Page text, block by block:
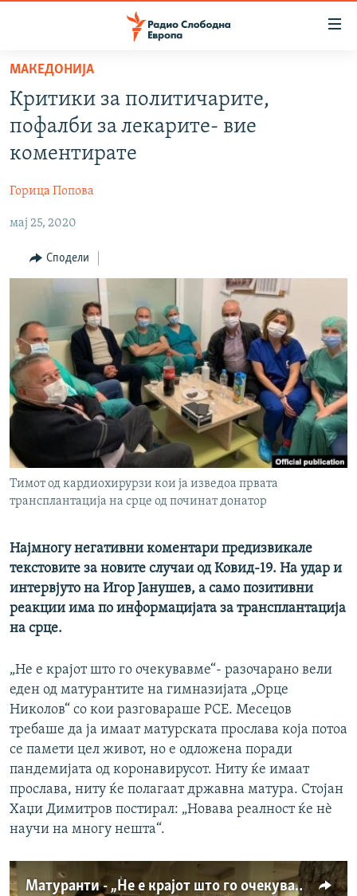
Оди
содржината
Оди
главната
навигација
Премини
на
СВЕТ
ВИЗУЕЛНО
ШТО ТРЕБА ДА ЗНАЕТЕ
ПРИЈАВИ СЕ ЗА ЊУЗЛЕТЕР
ПОДКАСТ ЗОШТО?
РСЕ веб страници
МАКЕДОНИЈА
Критики за политичарите,
пофалби за лекарите- вие
коментирате
Горица Попова
мај 25, 2020
Сподели
Тимот од кардиохирурзи кои ја изведоа првата
трансплантација на срце од починат донатор
Најмногу негативни коментари предизвикале
текстовите за новите случаи од Ковид-19. На удар и
интервјуто на Игор Јанушев, а само позитивни
реакции има по информацијата за трансплантација
на срце.
„Не е крајот што го очекувавме“- разочарано вели
еден од матурантите на гимназијата „Орце
Николов“ со кои разговараше РСЕ. Месецов
требаше да ја имаат матурската прослава која потоа
се памети цел живот, но е одложена поради
пандемијата од коронавирусот. Ниту ќе имаат
прослава, ниту ќе полагаат државна матура. Стојан
Хаџи Димитров постирал: „Новава реалност ќе нѐ
научи на многу нешта“.
Матуранти - „Не е крајот што го очекувавме“